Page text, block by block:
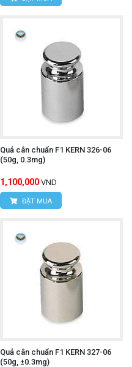
Quả cân chuẩn F1 KERN 326-06
(50g, 0.3mg)
1,100,000 VND
ĐẶT MUA
Quả cân chuẩn F1 KERN 327-06
(50g, ±0.3mg)